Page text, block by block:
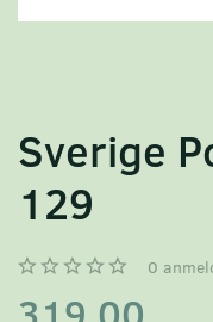
Sverige
129
0